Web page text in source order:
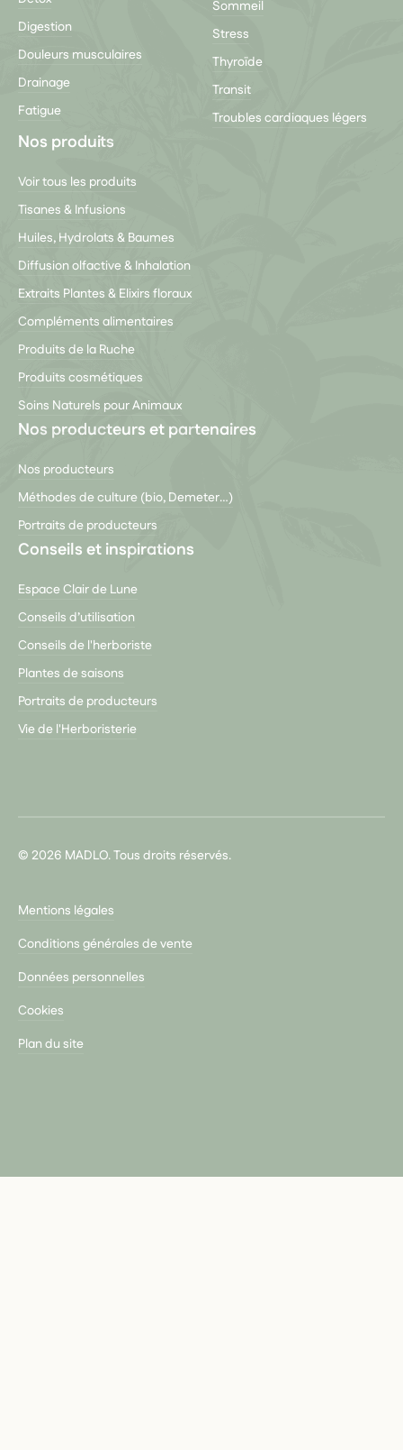
Digestion
Douleurs musculaires
Drainage
Fatigue
Sommeil
Stress
Thyroïde
Transit
Troubles cardiaques légers
Nos produits
Voir tous les produits
Tisanes & Infusions
Huiles, Hydrolats & Baumes
Diffusion olfactive & Inhalation
Extraits Plantes & Elixirs floraux
Compléments alimentaires
Produits de la Ruche
Produits cosmétiques
Soins Naturels pour Animaux
Nos producteurs et partenaires
Nos producteurs
Méthodes de culture (bio, Demeter…)
Portraits de producteurs
Conseils et inspirations
Espace Clair de Lune
Conseils d’utilisation
Conseils de l'herboriste
Plantes de saisons
Portraits de producteurs
Vie de l'Herboristerie
© 2026 MADLO. Tous droits réservés.
Mentions légales
Conditions générales de vente
Données personnelles
Cookies
Plan du site